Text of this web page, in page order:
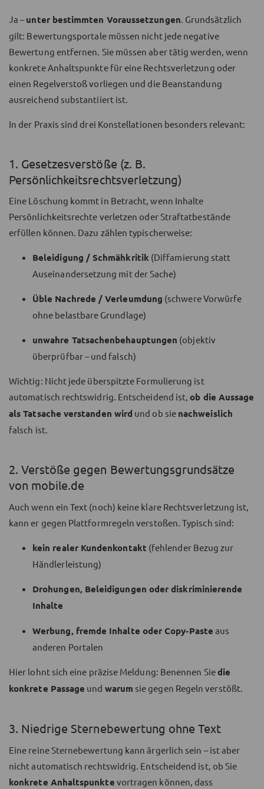
Ja –unter bestimmten Voraussetzungen . Grundsätzlich
gilt: Bewertungsportale müssen nicht jede negative
Bewertung entfernen. Sie müssen aber tätig werden, wenn
konkrete Anhaltspunkte für eine Rechtsverletzung oder
einen Regelverstoß vorliegen und die Beanstandung
ausreichend substantiiert ist.
In der Praxis sind drei Konstellationen besonders relevant:
1. Gesetzesverstöße (z. B.
Persönlichkeitsrechtsverletzung)
Eine Löschung kommt in Betracht, wenn Inhalte
Persönlichkeitsrechte verletzen oder Straftatbestände
erfüllen können. Dazu zählen typischerweise:
Beleidigung / Schmähkritik (Diffamierung statt
Auseinandersetzung mit der Sache)
Üble Nachrede / Verleumdung (schwere Vorwürfe
ohne belastbare Grundlage)
unwahre Tatsachenbehauptungen (objektiv
überprüfbar – und falsch)
Wichtig: Nicht jede überspitzte Formulierung ist
automatisch rechtswidrig. Entscheidend ist,ob die Aussage
als Tatsache verstanden wird und ob sie nachweislich
falsch ist.
2. Verstöße gegen Bewertungsgrundsätze
von mobile.de
Auch wenn ein Text (noch) keine klare Rechtsverletzung ist,
kann er gegen Plattformregeln verstoßen. Typisch sind:
kein realer Kundenkontakt (fehlender Bezug zur
Händlerleistung)
Drohungen, Beleidigungen oder diskriminierende
Inhalte
Werbung, fremde Inhalte oder Copy-Paste aus
anderen Portalen
Hier lohnt sich eine präzise Meldung: Benennen Siedie
konkrete Passage und warum sie gegen Regeln verstößt.
3. Niedrige Sternebewertung ohne Text
Eine reine Sternebewertung kann ärgerlich sein – ist aber
nicht automatisch rechtswidrig. Entscheidend ist, ob Sie
konkrete Anhaltspunkte vortragen können, dass